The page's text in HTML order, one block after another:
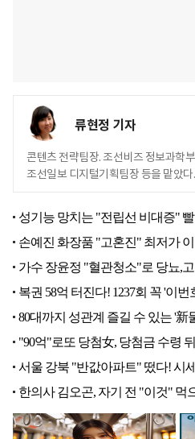
류현정 기자
콘텐츠 전략팀장. 조선비즈 정보과학
조선일보 디지털기획팀장 등을 맡았다